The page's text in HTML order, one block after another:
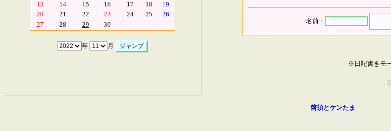
13
14 15 16 17 18
19
20
21 22 23 24 25
26
27
28 29 30
年 月
名前：
※日記書きモ
啓須とケンたま